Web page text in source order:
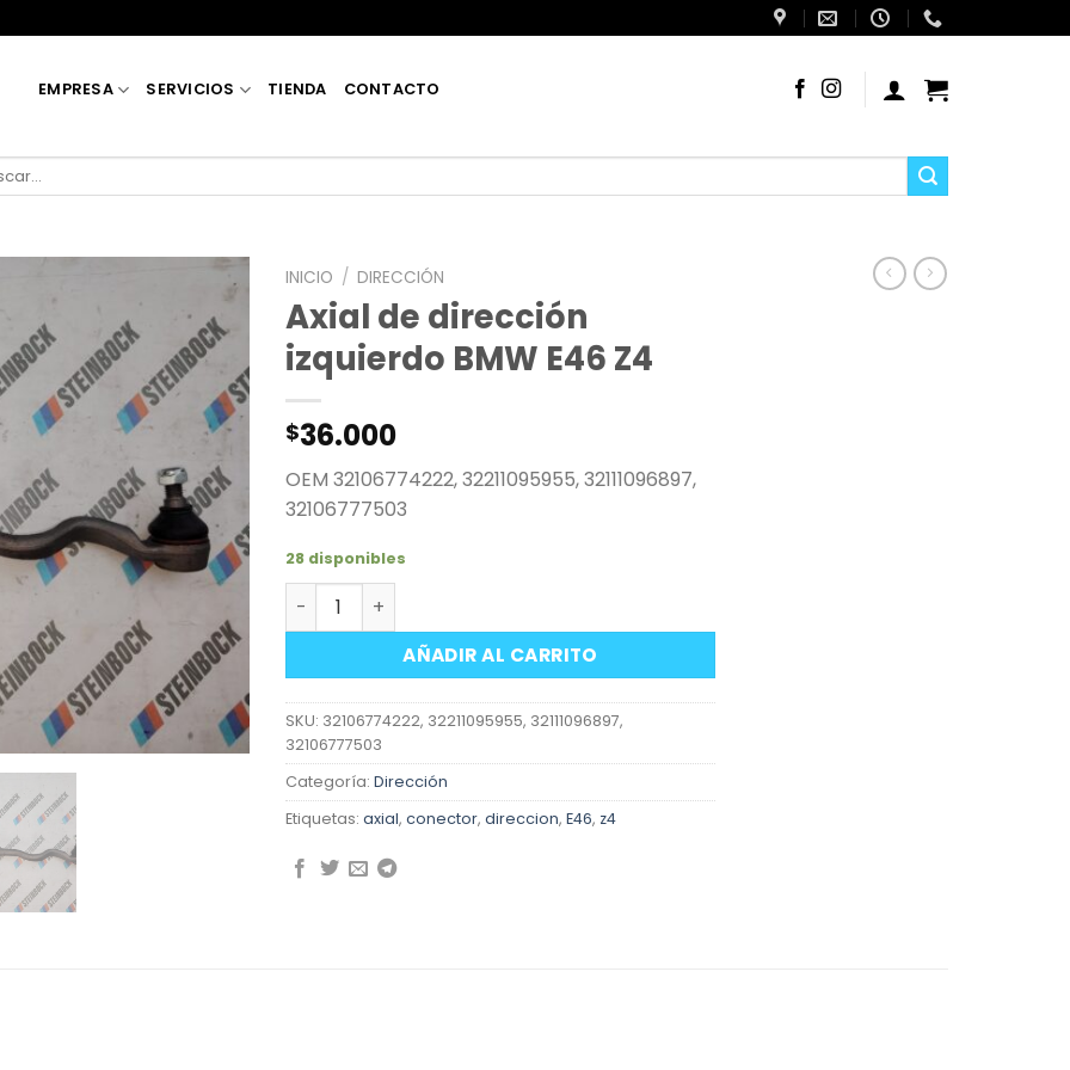
EMPRESA SERVICIOS TIENDA CONTACTO
INICIO / DIRECCIÓN
Axial de dirección
izquierdo BMW E46 Z4
$36.000
OEM 32106774222, 32211095955, 32111096897,
32106777503
28 disponibles
Axial de dirección izquierdo BMW E46 Z4 cantidad
AÑADIR AL CARRITO
SKU: 32106774222, 32211095955, 32111096897,
32106777503
Categoría: Dirección
Etiquetas: axial, conector, direccion, E46, z4